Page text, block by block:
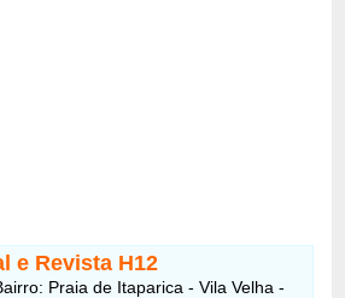
e Revista H12
Praia de Itaparica - Vila Velha -